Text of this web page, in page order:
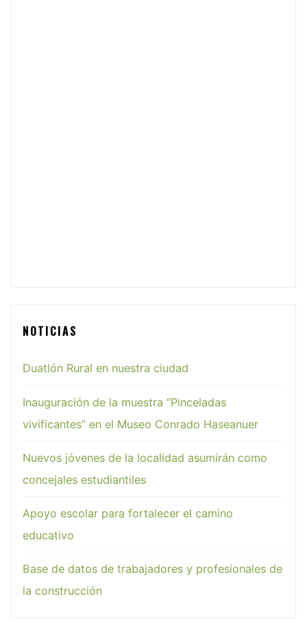
NOTICIAS
Duatlón Rural en nuestra ciudad
Inauguración de la muestra “Pinceladas
vivificantes” en el Museo Conrado Haseanuer
Nuevos jóvenes de la localidad asumirán como
concejales estudiantiles
Apoyo escolar para fortalecer el camino
educativo
Base de datos de trabajadores y profesionales de
la construcción